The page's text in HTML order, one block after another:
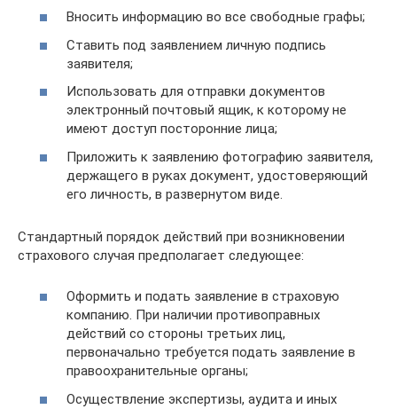
Вносить информацию во все свободные графы;
Ставить под заявлением личную подпись
заявителя;
Использовать для отправки документов
электронный почтовый ящик, к которому не
имеют доступ посторонние лица;
Приложить к заявлению фотографию заявителя,
держащего в руках документ, удостоверяющий
его личность, в развернутом виде.
Стандартный порядок действий при возникновении
страхового случая предполагает следующее:
Оформить и подать заявление в страховую
компанию. При наличии противоправных
действий со стороны третьих лиц,
первоначально требуется подать заявление в
правоохранительные органы;
Осуществление экспертизы, аудита и иных